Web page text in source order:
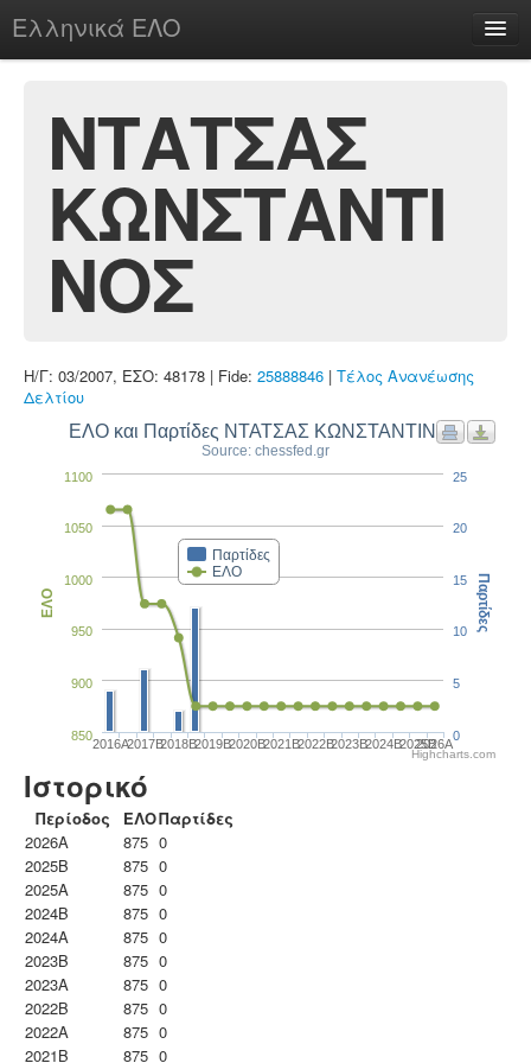
Ελληνικά ΕΛΟ
chesstu.be @ discord
Login
ΝΤΑΤΣΑΣ
ΚΩΝΣΤΑΝΤΙ
ΝΟΣ
Η/Γ: 03/2007, ΕΣΟ: 48178 | Fide: 25888846 | Τέλος Ανανέωσης
Δελτίου
ΕΛΟ και Παρτίδες ΝΤΑΤΣΑΣ ΚΩΝΣΤΑΝΤΙΝΟΣ
Source: chessfed.gr
Παρτίδες
ΕΛΟ
2016A2017B2018B2019B2020B2021B2022B2023B2024B2025B2026A
850
900
950
1000
1050
1100
ΕΛΟ
0
5
10
15
20
25
Παρτίδες
Highcharts.com
Ιστορικό
Περίοδος ΕΛΟΠαρτίδες
2026A
875 0
2025B
875 0
2025A
875 0
2024B
875 0
2024A
875 0
2023B
875 0
2023Α
875 0
2022B
875 0
2022A
875 0
2021B
875 0